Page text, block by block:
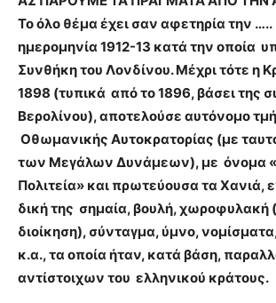
Το όλο θέμα έχει σαν αφετηρία την …..
ημερομηνία 1912-13 κατά την οποία
Συνθήκη του Λονδίνου. Μέχρι τότε η
1898 (τυπικά από το 1896, βάσει της
Βερολίνου), αποτελούσε αυτόνομο
Οθωμανικής Αυτοκρατορίας (με
των Μεγάλων Δυνάμεων), με όνομα
Πολιτεία» και πρωτεύουσα τα Χανιά,
δική της σημαία, βουλή, χωροφυλακή
διοίκηση), σύνταγμα, ύμνο,
κ.α., τα οποία ήταν, κατά βάση,
αντίστοιχων του ελληνικού κράτους.